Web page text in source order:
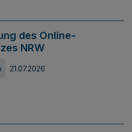
des Online-
NRW
21.07.2026